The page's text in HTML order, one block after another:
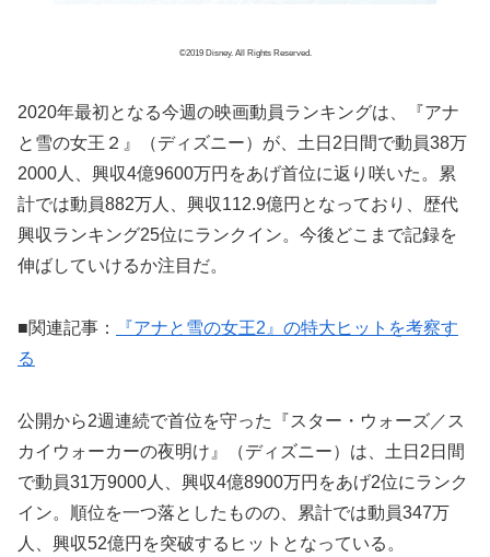
©2019 Disney. All Rights Reserved.
2020年最初となる今週の映画動員ランキングは、『アナ
と雪の女王２』（ディズニー）が、土日2日間で動員38万
2000人、興収4億9600万円をあげ首位に返り咲いた。累
計では動員882万人、興収112.9億円となっており、歴代
興収ランキング25位にランクイン。今後どこまで記録を
伸ばしていけるか注目だ。
■関連記事：
『アナと雪の女王2』の特大ヒットを考察す
る
公開から2週連続で首位を守った『スター・ウォーズ／ス
カイウォーカーの夜明け』（ディズニー）は、土日2日間
で動員31万9000人、興収4億8900万円をあげ2位にランク
イン。順位を一つ落としたものの、累計では動員347万
人、興収52億円を突破するヒットとなっている。